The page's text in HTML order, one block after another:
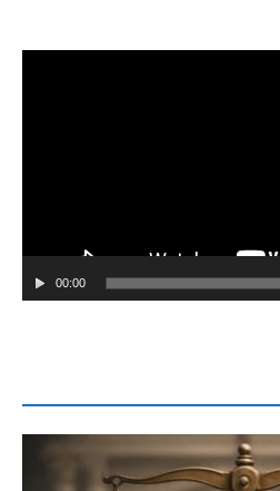
00:00